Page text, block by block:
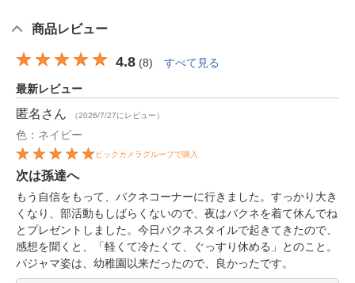
商品レビュー
4.8 (8) すべて見る
最新レビュー
匿名 さん （2026/7/27にレビュー）
色：ネイビー
ビックカメラグループで購入
次は孫達へ
もう自信をもって、バクネコーナーに行きました。すっかり大き
くなり、部活動もしばらくないので、夜はバクネを着て休んでね
とプレゼントしました。今日バクネスタイルで起きてきたので、
感想を聞くと、「軽くて冷たくて、ぐっすり休める」とのこと。
パジャマ姿は、幼稚園以来だったので、良かったです。